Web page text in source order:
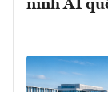
ninh AI